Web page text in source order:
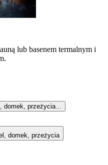
lub basenem termalnym i
domek, przeżycia...
domek, przeżycia